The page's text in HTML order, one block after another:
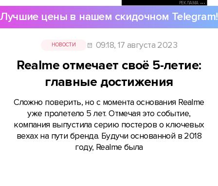
РЕКЛАМА •••
Лучшие цены в нашем скидочном Telegram!
НОВОСТИ 09:18, 17 августа 2023
Realme отмечает своё 5-летие:
главные достижения
Сложно поверить, но с момента основания Realme
уже пролетело 5 лет. Отмечая это событие,
компания выпустила серию постеров о ключевых
вехах на пути бренда. Будучи основанной в 2018
году, Realme была